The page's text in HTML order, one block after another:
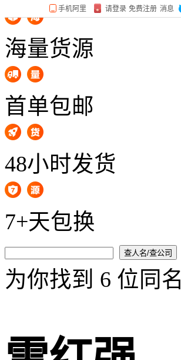
海量货源
首单包邮
48小时发货
7+天包换
查人名/查公司
为你找到 6 位同名